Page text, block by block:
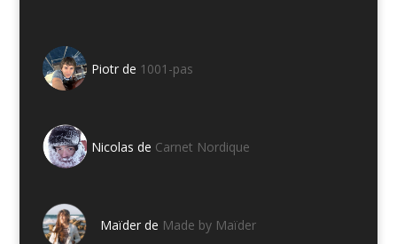
Piotr de 1001-pas
Nicolas de Carnet Nordique
Maïder de Made by Maïder